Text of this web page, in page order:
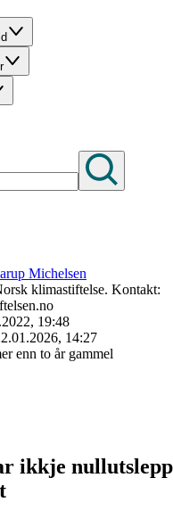
Michelsen
klimastiftelse. Kontakt:
19:48
14:27
enn to år gammel
ikkje